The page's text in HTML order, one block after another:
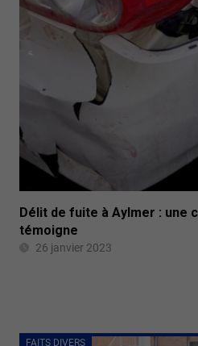
Délit de fuite à Aylmer : une
témoigne
26 janvier 2023
FAITS DIVERS